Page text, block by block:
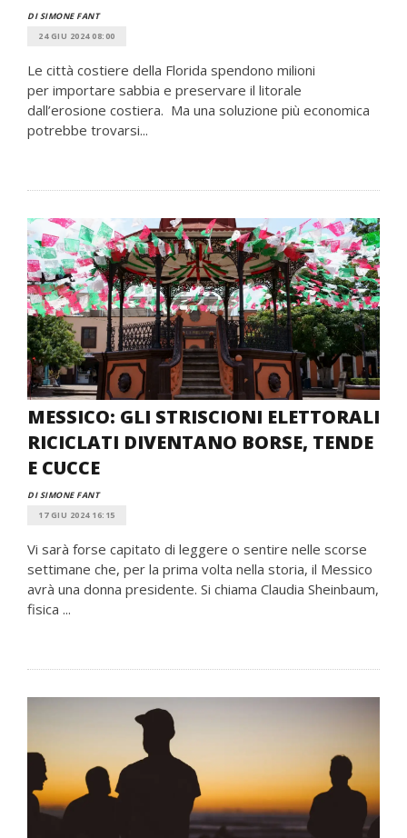
DI SIMONE FANT
24 GIU 2024 08:00
Le città costiere della Florida spendono milioni
per importare sabbia e preservare il litorale
dall’erosione costiera. Ma una soluzione più economica
potrebbe trovarsi...
MESSICO: GLI STRISCIONI ELETTORALI
RICICLATI DIVENTANO BORSE, TENDE
E CUCCE
DI SIMONE FANT
17 GIU 2024 16:15
Vi sarà forse capitato di leggere o sentire nelle scorse
settimane che, per la prima volta nella storia, il Messico
avrà una donna presidente. Si chiama Claudia Sheinbaum,
fisica ...